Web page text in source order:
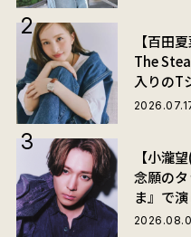
【百田
The
入りのT
【小瀧
念願の
ま』で